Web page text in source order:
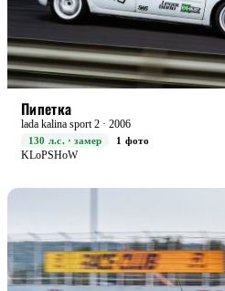
Пипетка
lada kalina sport 2 · 2006
130 л.с. · замер
1 фото
KLoPSHoW